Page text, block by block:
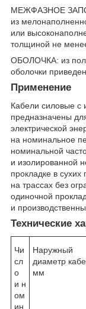
МЕЖФАЗНОЕ
из
или
толщиной не
ОБОЛОЧКА: из
оболочки
Применение
Кабели силовые с
предназначены
электрической
на номинальное
номинальной
и изолированной
прокладке в
на трассах без
одиночной
и
Технические
Чи
сл
о
и н
ом
ин
Наружный
диаметр
мм